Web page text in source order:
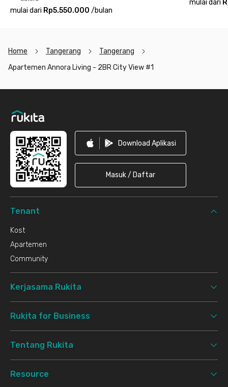
mulai dari Rp5.550.000 /bulan
mulai dari
Home Tangerang
Tangerang
Apartemen Annora Living - 2BR City View #1
Download Aplikasi
Masuk / Daftar
Tenant
Kost
Apartemen
Community
Kerjasama Rukita
Rukita for Business
Tentang Rukita
Resource